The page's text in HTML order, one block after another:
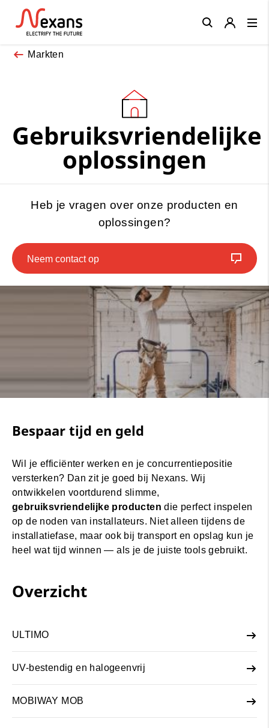
Markten
Gebruiksvriendelijke
oplossingen
Heb je vragen over onze producten en
oplossingen?
Neem contact op
Bespaar tijd en geld
Wil je efficiënter werken en je concurrentiepositie
versterken? Dan zit je goed bij Nexans. Wij
ontwikkelen voortdurend slimme,
gebruiksvriendelijke producten die perfect inspelen
op de noden van installateurs. Niet alleen tijdens de
installatiefase, maar ook bij transport en opslag kun je
heel wat tijd winnen — als je de juiste tools gebruikt.
Overzicht
ULTIMO
UV-bestendig en halogeenvrij
MOBIWAY MOB
Close